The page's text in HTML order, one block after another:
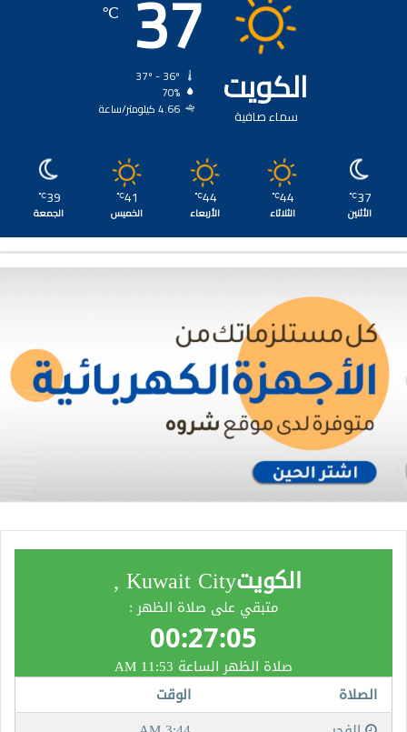
الكويت
سماء صافية
37
℃
70%
4.66 كيلومتر/ساعة
37
℃
الأثنين
44
℃
الثلاثاء
44
℃
الأربعاء
41
℃
الخميس
39
℃
الجمعة